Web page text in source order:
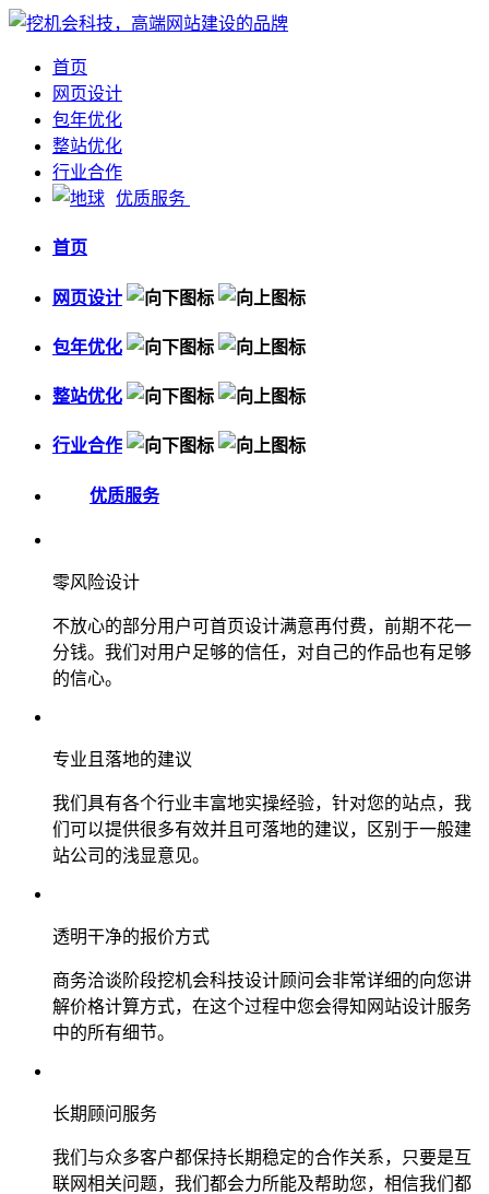
首页
网页设计
包年优化
整站优化
行业合作
优质服务
首页
网页设计
包年优化
整站优化
行业合作
优质服务
零风险设计
不放心的部分用户可首页设计满意再付费，前期不花一
分钱。我们对用户足够的信任，对自己的作品也有足够
的信心。
专业且落地的建议
我们具有各个行业丰富地实操经验，针对您的站点，我
们可以提供很多有效并且可落地的建议，区别于一般建
站公司的浅显意见。
透明干净的报价方式
商务洽谈阶段挖机会科技设计顾问会非常详细的向您讲
解价格计算方式，在这个过程中您会得知网站设计服务
中的所有细节。
长期顾问服务
我们与众多客户都保持长期稳定的合作关系，只要是互
联网相关问题，我们都会力所能及帮助您，相信我们都